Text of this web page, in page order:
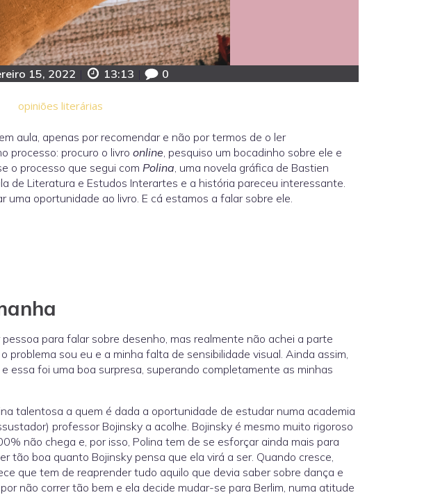
15, 2022 13:13 0
opiniões literárias
aula, apenas por recomendar e não por termos de o ler
processo: procuro o livro online, pesquiso um bocadinho sobre ele e
o processo que segui com Polina, uma novela gráfica de Bastien
de Literatura e Estudos Interartes e a história pareceu interessante.
uma oportunidade ao livro. E cá estamos a falar sobre ele.
para falar sobre desenho, mas realmente não achei a parte
problema sou eu e a minha falta de sensibilidade visual. Ainda assim,
essa foi uma boa surpresa, superando completamente as minhas
talentosa a quem é dada a oportunidade de estudar numa academia
professor Bojinsky a acolhe. Bojinsky é mesmo muito rigoroso
não chega e, por isso, Polina tem de se esforçar ainda mais para
tão boa quanto Bojinsky pensa que ela virá a ser. Quando cresce,
que tem de reaprender tudo aquilo que devia saber sobre dança e
não correr tão bem e ela decide mudar-se para Berlim, numa atitude